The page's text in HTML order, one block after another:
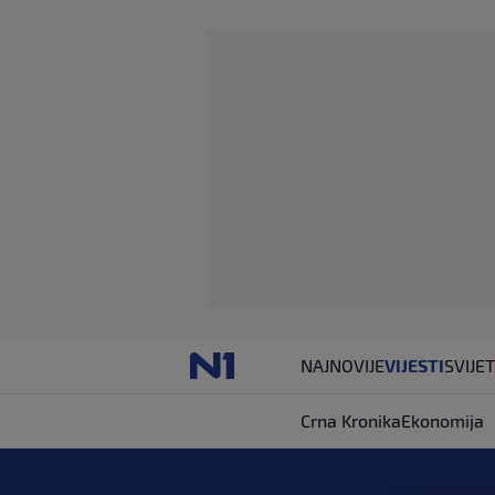
NAJNOVIJEVIJESTISVIJET
Crna KronikaEkonomija